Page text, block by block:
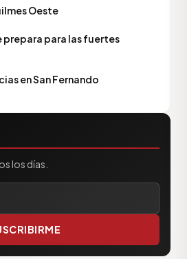
Oeste
prepara para las fuertes
en San Fernando
los días.